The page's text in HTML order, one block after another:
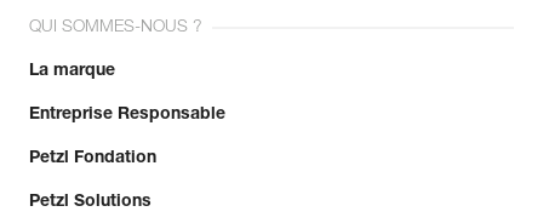
QUI SOMMES-NOUS ?
La marque
Entreprise Responsable
Petzl Fondation
Petzl Solutions